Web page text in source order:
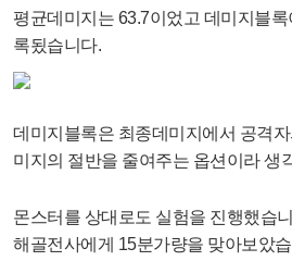
평균데미지는 63.7이었고 데미지블록
록됬습니다.
데미지블록은 최종데미지에서 공격
미지의 절반을 줄여주는 옵션이라 생
몬스터를 상대로도 실험을 진행했습
해골전사에게 15분가량을 맞아보았